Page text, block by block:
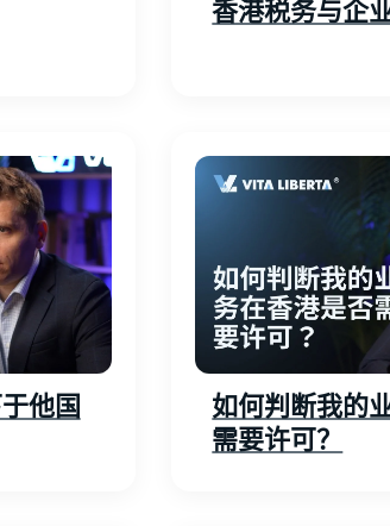
香港税务与企
他国
如何判断我的
需要许可？